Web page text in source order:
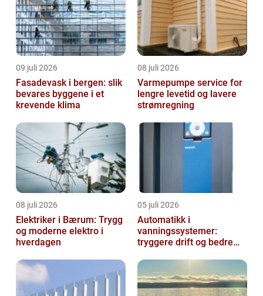
09 juli 2026
Fasadevask i bergen: slik
bevares byggene i et
krevende klima
08 juli 2026
Varmepumpe service for
lengre levetid og lavere
strømregning
08 juli 2026
Elektriker i Bærum: Trygg
og moderne elektro i
hverdagen
05 juli 2026
Automatikk i
vanningssystemer:
tryggere drift og bedre